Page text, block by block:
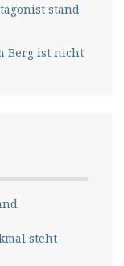
stand
Berg ist nicht
steht